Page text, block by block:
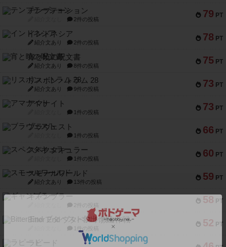
79 PT
テンプテーション
2件の投稿
78 PT
インドネシア
紹介文あり 2件の投稿
75 PT
宵と暁の呪文書
紹介文あり 8件の投稿
73 PT
リスボン・トラム 28
紹介文あり 9件の投稿
73 PT
アマナイト
1件の投稿
66 PT
ブラヴェスト
1件の投稿
60 PT
スペクタキュラー
1件の投稿
59 PT
スモールワールド
紹介文あり 13件の投稿
58 PT
ギャンブラー
2件の投稿
52 PT
Bitter End ブタペスト救出作戦
1件の投稿
ラピード